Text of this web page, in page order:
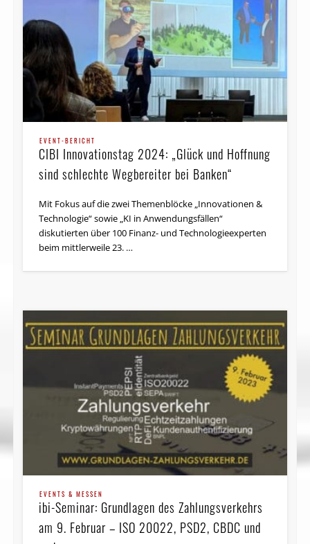
EVENT-BERICHT
CIBI Innovationstag 2024: „Glück und Hoffnung
sind schlechte Wegbereiter bei Banken“
Mit Fokus auf die zwei Themenblöcke „Innovationen &
Technologie“ sowie „KI in Anwendungsfällen“
diskutierten über 100 Finanz- und Tech­no­lo­gie­experten
beim mittlerweile 23. …
EVENTS & MESSEN
ibi-Seminar: Grundlagen des Zahlungsverkehrs
am 9. Februar – ISO 20022, PSD2, CBDC und